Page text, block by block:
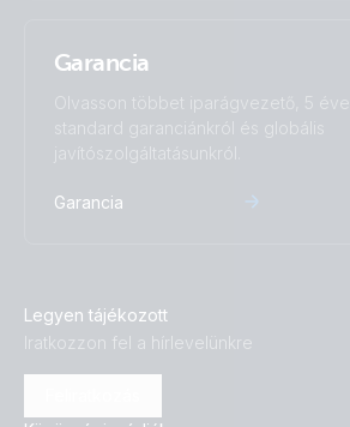
Garancia
Olvasson többet iparágvezető, 5 éves
standard garanciánkról és globális
javítószolgáltatásunkról.
Garancia
Legyen tájékozott
Iratkozzon fel a hírlevelünkre